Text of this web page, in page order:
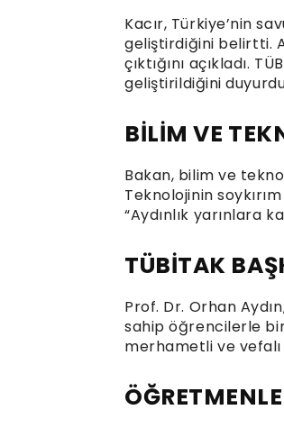
Kacır, Türkiye’nin
geliştirdiğini belirtti.
çıktığını açıkladı.
geliştirildiğini
BİLİM VE
Bakan, bilim ve
Teknolojinin
“Aydınlık yarınlara
TÜBİTAK
Prof. Dr. Orhan
sahip öğrencilerle
merhametli ve